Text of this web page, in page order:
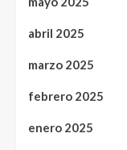
abril 2025
marzo 2025
febrero 2025
enero 2025